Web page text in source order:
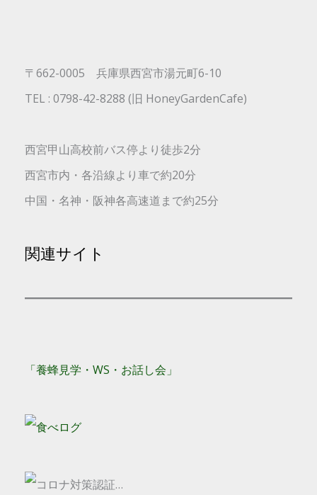
〒662-0005 兵庫県西宮市湯元町6-10
TEL : 0798-42-8288 (旧 HoneyGardenCafe)
西宮甲山高校前バス停より徒歩2分
西宮市内・各沿線より車で約20分
中国・名神・阪神各高速道まで約25分
関連サイト
「養蜂見学・WS・お話し会」